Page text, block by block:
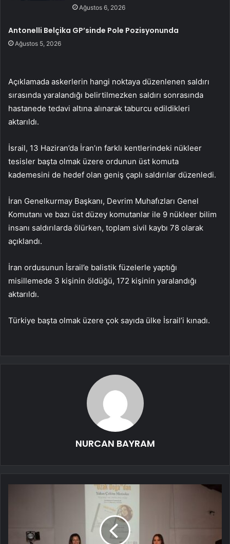
Ağustos 6, 2026
Antonelli Belçika GP’sinde Pole Pozisyonunda
Ağustos 5, 2026
Açıklamada askerlerin hangi noktaya düzenlenen saldırı
sırasında yaralandığı belirtilmezken saldırı sonrasında
hastanede tedavi altına alınarak taburcu edildikleri
aktarıldı.
İsrail, 13 Haziran’da İran’ın farklı kentlerindeki nükleer
tesisler başta olmak üzere ordunun üst komuta
kademesini de hedef olan geniş çaplı saldırılar düzenledi.
İran Genelkurmay Başkanı, Devrim Muhafızları Genel
Komutanı ve bazı üst düzey komutanlar ile 9 nükleer bilim
insanı saldırılarda ölürken, toplam sivil kaybı 78 olarak
açıklandı.
İran ordusunun İsrail’e balistik füzelerle yaptığı
misillemede 3 kişinin öldüğü, 172 kişinin yaralandığı
aktarıldı.
Türkiye başta olmak üzere çok sayıda ülke İsrail’i kınadı.
NURCAN BAYRAM